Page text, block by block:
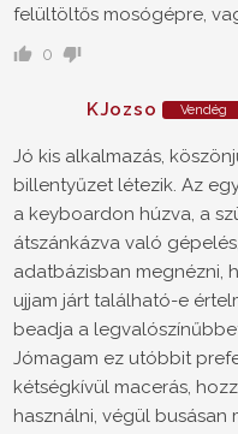
felültöltős mosógépre,
0
KJozso Vendég
Jó kis alkalmazás,
billentyűzet létezik. Az
a keyboardon húzva, a
átszánkázva való
adatbázisban megnézni,
ujjam járt található-e
beadja a
Jómagam ez utóbbit
kétségkívül macerás,
használni, végül